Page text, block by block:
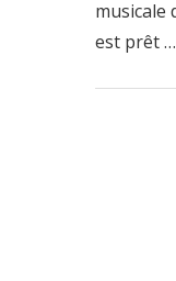
musicale
est prêt …